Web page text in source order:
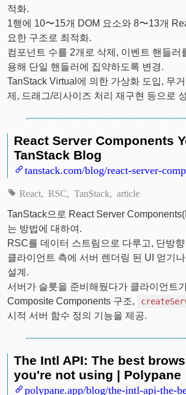
적화.
1행에 10〜15개 DOM 요소와 8〜13개
요한 구조로 최적화.
컴포넌트 수를 2개로 삭제, 이벤트 핸들러
용해 단일 핸들러에 집약하도록 변경.
TanStack Virtual에 의한 가상화 도입, 무
제, 드래그/리사이즈 처리 재구현 등으로
React Server Components
TanStack Blog
tanstack.com/blog/react-server-
React RSC TanStack article
TanStack으로 React Server
는 방법에 대하여.
RSC를 데이터 스트림으로 다루고, 단방
클라이언트 측에 서버 렌더링 된 UI 얻기
설계.
서버가 슬롯을 준비해뒀다가 클라이언트
Composite Components 구조,
시적 서버 함수 정의 기능을 제공.
The Intl API: The best
you're not using | Polypane
polypane.app/blog/the-intl-api-the-